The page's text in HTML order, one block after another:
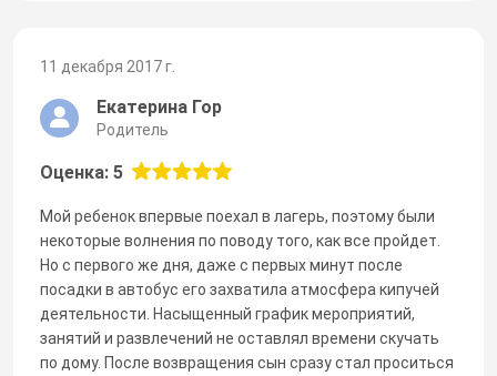
11 декабря 2017 г.
Екатерина Гор
Родитель
Оценка: 5
Мой ребенок впервые поехал в лагерь, поэтому были
некоторые волнения по поводу того, как все пройдет.
Но с первого же дня, даже с первых минут после
посадки в автобус его захватила атмосфера кипучей
деятельности. Насыщенный график мероприятий,
занятий и развлечений не оставлял времени скучать
по дому. После возвращения сын сразу стал проситься